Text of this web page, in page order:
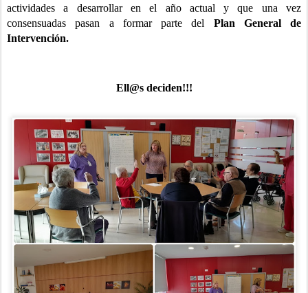
actividades a desarrollar en el año actual y que una vez
consensuadas pasan a formar parte del Plan General de
Intervención.
Ell@s deciden!!!